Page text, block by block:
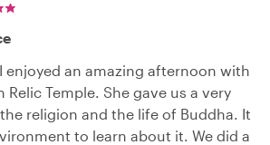
enjoyed an amazing afternoon with
Relic Temple. She gave us a very
religion and the life of Buddha. It
to learn about it. We did a